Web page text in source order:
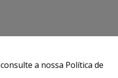
a nossa Política de